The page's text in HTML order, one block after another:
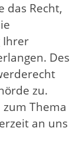
das Recht,
Ihrer
Des
zu.
Thema
an uns